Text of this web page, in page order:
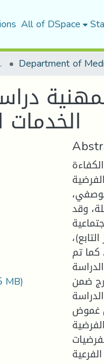
All of DSpace
الخدمات
MB)
وقد
كما تم
ضمن
غموض
الفرعية